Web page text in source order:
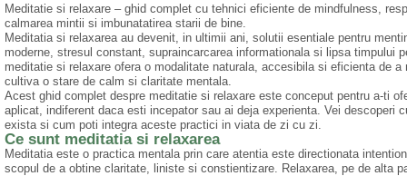
Meditatie si relaxare – ghid complet cu tehnici eficiente de mindfulness,
calmarea mintii si imbunatatirea starii de bine.
Meditatia si relaxarea au devenit, in ultimii ani, solutii esentiale pentru
moderne, stresul constant, supraincarcarea informationala si lipsa timpului
meditatie si relaxare ofera o modalitate naturala, accesibila si eficienta de
cultiva o stare de calm si claritate mentala.
Acest ghid complet despre meditatie si relaxare este conceput pentru a-ti
aplicat, indiferent daca esti incepator sau ai deja experienta. Vei descoperi
exista si cum poti integra aceste practici in viata de zi cu zi.
Ce sunt meditatia si relaxarea
Meditatia este o practica mentala prin care atentia este directionata
scopul de a obtine claritate, liniste si constientizare. Relaxarea, pe de alta